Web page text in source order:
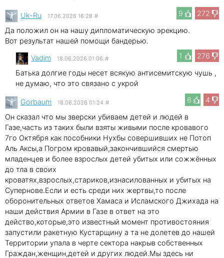
9 272
Uk-Ru 17.06.2026 16:28 #
Да положил он на нашу дипломатическую эрекцию.
Вот результат нашей помощи бандерью.
1
276
Vadim 18.06.2026 01:06 #
Батька долгие годы несет всякую антисемитскую чушь ,
не думаю, что это связано с укрой
6
4
Gorbaum 18.06.2026 01:24 #
Он сказал что мы зверски убиваем детей и людей в
Газе,часть из таких были взяты живыми после кровавого
7го Октября как пособники Нухбы совершивших не Потоп
Аль Аксы,а Погром кровавый,закончившийся смертью
младенцев и более взрослых детей убитых или сожжённых
до тла в своих
кроватях,взрослых,стариков,изнасилованных и убитых на
Супернове.Если и есть среди них жертвы,то после
оборонительных ответов Хамаса и Исламского Джихада на
наши действия Армии в Газе в ответ на это
действо,которые,это известный момент противостояния
запустили ракетную Кустарщину а та не долетев до нашей
Территории упала в черте сектора накрыв собственных
Граждан,женщин,детей и других людей.Мы здесь ни